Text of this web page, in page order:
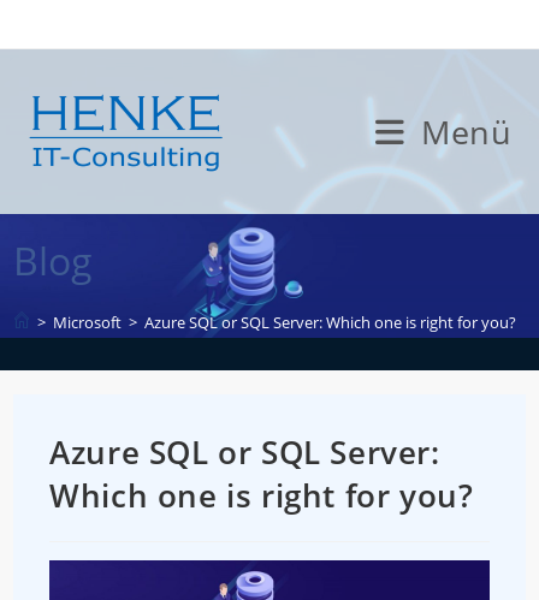
Inhalt
Menü
Blog
> Microsoft > Azure SQL or SQL Server: Which one is right for you?
Azure SQL or SQL Server:
Which one is right for you?